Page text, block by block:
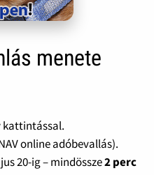
menete
online adóbevallás).
20-ig – mindössze2 perc